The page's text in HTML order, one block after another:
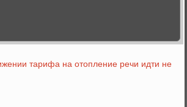
тарифа на отопление речи идти не